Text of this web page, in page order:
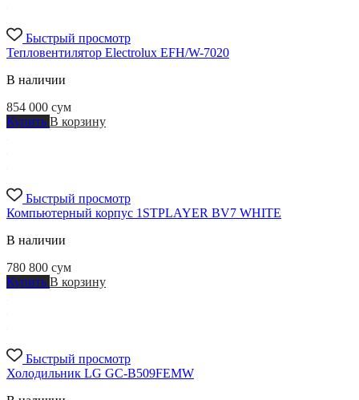
Быстрый просмотр
Тепловентилятор Electrolux EFH/W-7020
В наличии
854 000 сум
Купить В корзину
Быстрый просмотр
Компьютерный корпус 1STPLAYER BV7 WHITE
В наличии
780 800 сум
Купить В корзину
Быстрый просмотр
Холодильник LG GC-B509FEMW